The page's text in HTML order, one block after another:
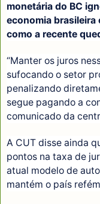
monetária do BC
economia brasileira
como a recente
“Manter os juros
sufocando o setor
penalizando
segue pagando a
comunicado da
A CUT disse ainda
pontos na taxa de
atual modelo de
mantém o país